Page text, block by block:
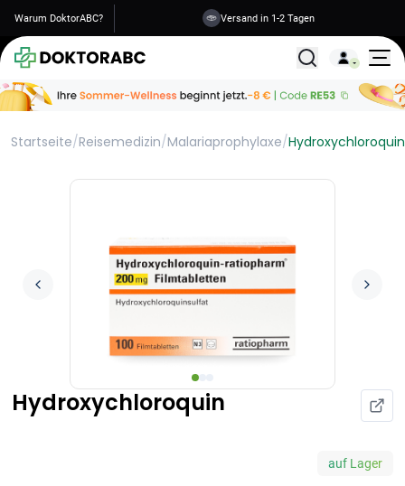
Warum DoktorABC? Versand in 1-2 Tagen
Alle
Startseite/Reisemedizin/Malariaprophylaxe/Hydroxychloroquin
Hydroxychloroquin
auf Lager